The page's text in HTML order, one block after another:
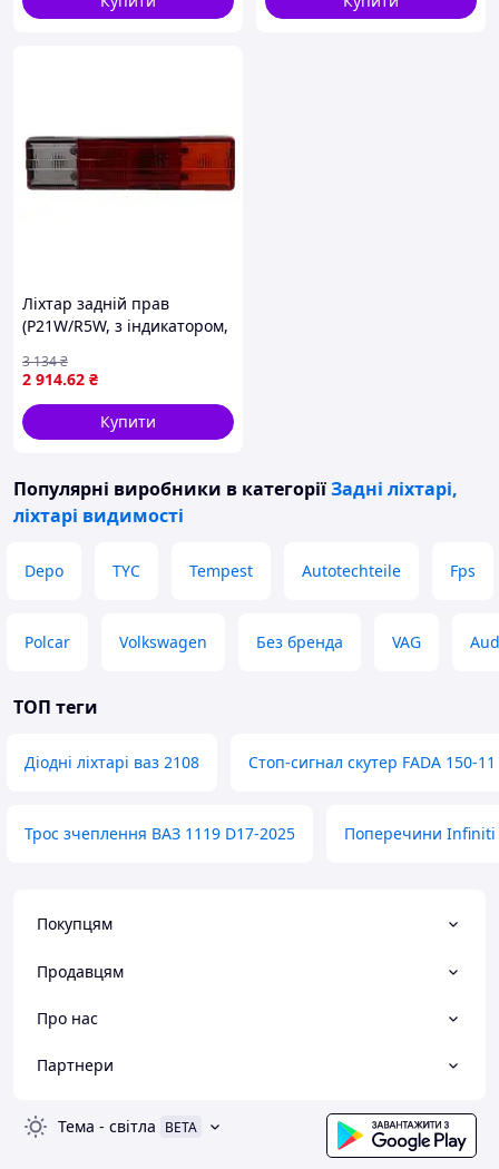
Ліхтар задній прав
(P21W/R5W, з індикатором,
стоп-сигналом,
паркувальні вогні)
MERCEDES ACTROS,
ACTROS
2 914.62 ₴
3 134₴
Купити
Популярні виробники в категоріїЗадні ліхтарі,
ліхтарі видимості
Depo TYC Tempest Autotechteile Fps
Polcar Volkswagen Без бренда VAG
ТОП теги
Діодні ліхтарі ваз 2108 Стоп-сигнал скутер FADA 150-11
Трос зчеплення ВАЗ 1119 D17-2025 Поперечини Infiniti
Покупцям
Продавцям
Про нас
Партнери
Тема - світла BETA